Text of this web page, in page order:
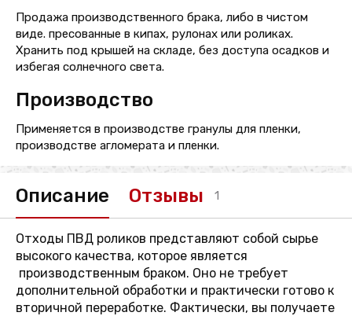
Продажа производственного брака, либо в чистом
виде. пресованные в кипах, рулонах или роликах.
Хранить под крышей на складе, без доступа осадков и
избегая солнечного света.
Производство
Применяется в производстве гранулы для пленки,
производстве агломерата и пленки.
Описание Отзывы 1
Отходы ПВД роликов представляют собой сырье
высокого качества, которое является
производственным браком. Оно не требует
дополнительной обработки и практически готово к
вторичной переработке. Фактически, вы получаете